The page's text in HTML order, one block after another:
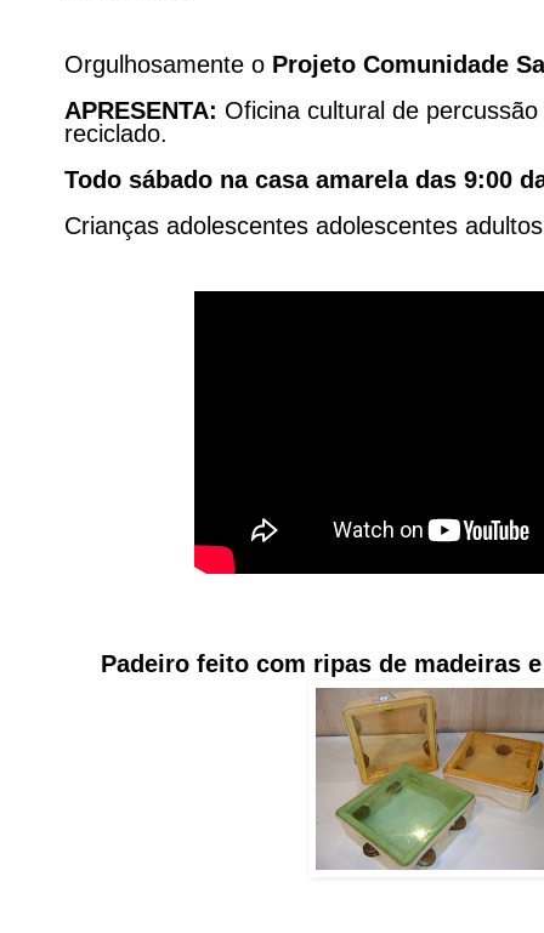
Orgulhosamente o Projeto Comunidade
APRESENTA: Oficina cultural de
reciclado.
Todo sábado na casa amarela das 9:00
Crianças adolescentes adolescentes
Padeiro feito com ripas de madeiras